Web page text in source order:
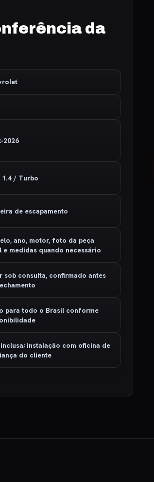
da
2026
1.4 / Turbo
de escapamento
ano, motor, foto da peça
e medidas quando necessário
sob consulta, confirmado antes
para todo o Brasil conforme
instalação com oficina de
do cliente